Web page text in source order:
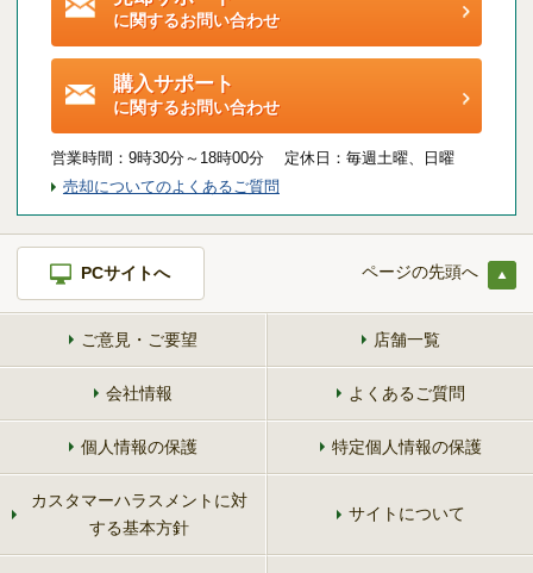
に関するお問い合わせ
購入サポート
に関するお問い合わせ
営業時間： 9時30分～18時00分 定休日： 毎週土曜、日曜
売却についてのよくあるご質問
PCサイトへ ページの先頭へ
ご意見・ご要望 店舗一覧
会社情報 よくあるご質問
個人情報の保護 特定個人情報の保護
カスタマーハラスメントに対
する基本方針
サイトについて